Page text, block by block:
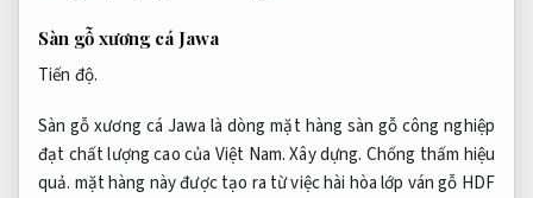
Sàn gỗ xương cá Jawa
Tiến độ.
Sàn gỗ xương cá Jawa là dòng mặt hàng sàn gỗ công nghiệp
đạt chất lượng cao của Việt Nam.Xây dựng. Chống thấm hiệu
quả. mặt hàng này được tạo ra từ việc hài hòa lớp ván gỗ HDF